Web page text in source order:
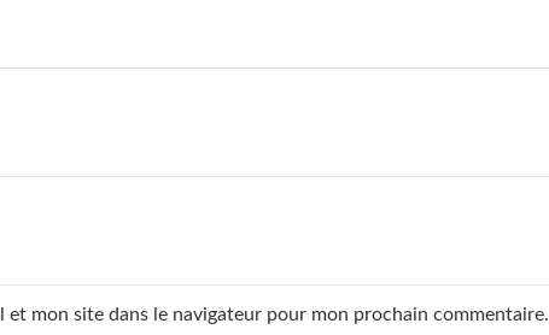
et mon site dans le navigateur pour mon prochain commentaire.